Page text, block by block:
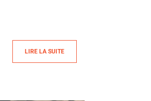
LIRE LA SUITE